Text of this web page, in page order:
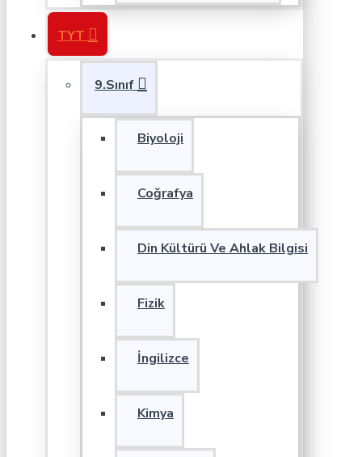
TYT
9.Sınıf
Biyoloji
Coğrafya
Din Kültürü Ve Ahlak Bilgisi
Fizik
İngilizce
Kimya